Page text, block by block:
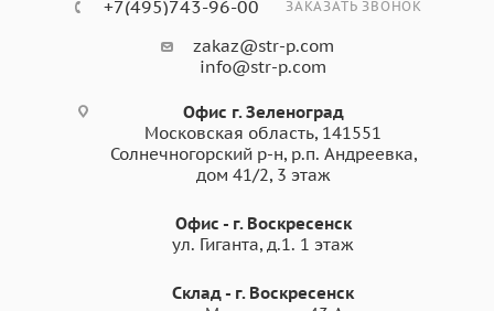
+7(495)743-96-00 ЗАКАЗАТЬ ЗВОНОК
zakaz@str-p.com
info@str-p.com
Офис г. Зеленоград
Московская область, 141551
Солнечногорский р-н, р.п. Андреевка,
дом 41/2, 3 этаж
Офис - г. Воскресенск
ул. Гиганта, д.1. 1 этаж
Склад - г. Воскресенск